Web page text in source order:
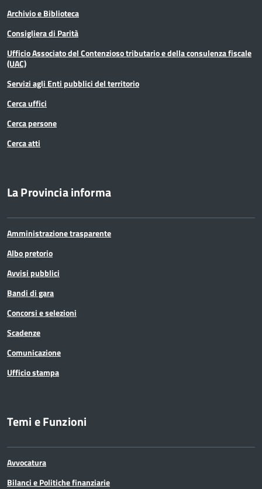
Archivio e Biblioteca
Consigliera di Parità
Ufficio Associato del Contenzioso tributario e della consulenza fiscale
(UAC)
Servizi agli Enti pubblici del territorio
Cerca uffici
Cerca persone
Cerca atti
La Provincia informa
Amministrazione trasparente
Albo pretorio
Avvisi pubblici
Bandi di gara
Concorsi e selezioni
Scadenze
Comunicazione
Ufficio stampa
Temi e Funzioni
Avvocatura
Bilanci e Politiche finanziarie